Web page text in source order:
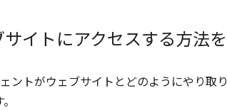
イトにアクセスする方法
ントがウェブサイトとどのようにやり取